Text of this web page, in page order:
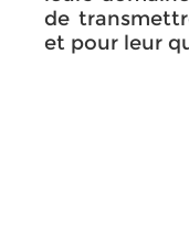
de
et pour leur